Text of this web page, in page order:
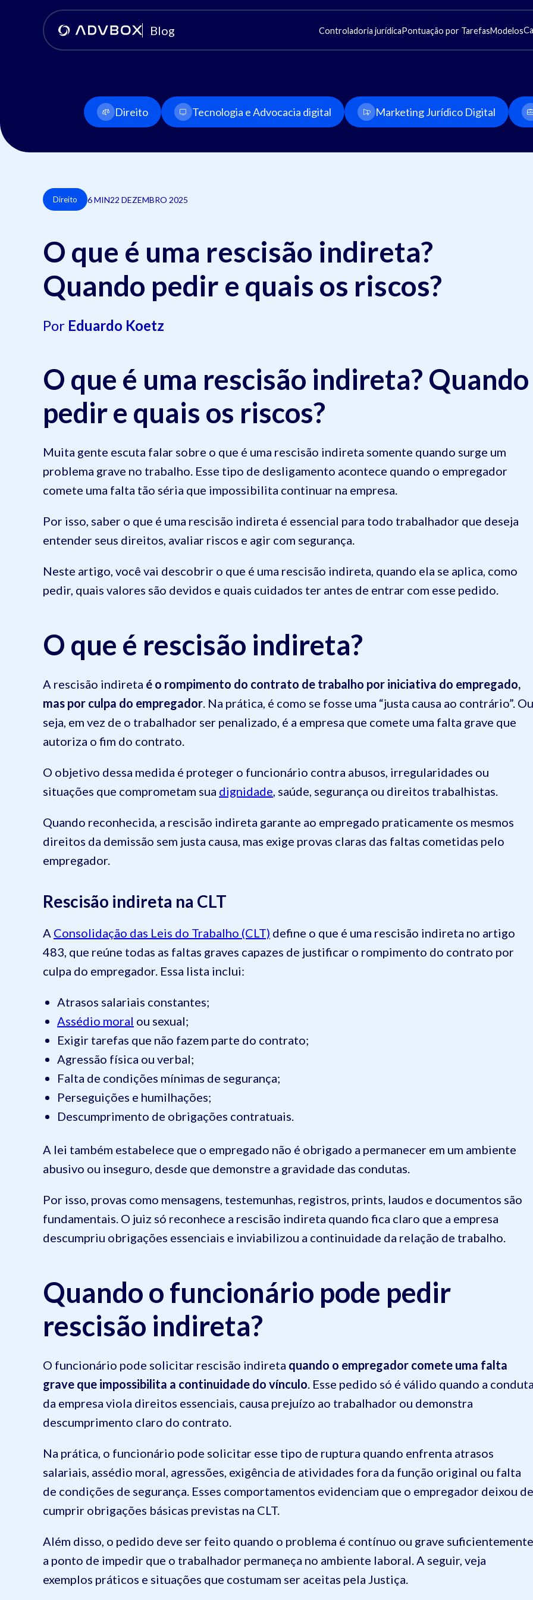
Blog Controladoria jurídicaPontuação por TarefasModelos
Direito Tecnologia e Advocacia digital Marketing Jurídico Digital
Direito 6 MIN22 DEZEMBRO 2025
O que é uma rescisão indireta?
Quando pedir e quais os riscos?
Por Eduardo Koetz
O que é uma rescisão indireta? Quando
pedir e quais os riscos?
Muita gente escuta falar sobre o que é uma rescisão indireta somente quando surge um
problema grave no trabalho. Esse tipo de desligamento acontece quando o empregador
comete uma falta tão séria que impossibilita continuar na empresa.
Por isso, saber o que é uma rescisão indireta é essencial para todo trabalhador que deseja
entender seus direitos, avaliar riscos e agir com segurança.
Neste artigo, você vai descobrir o que é uma rescisão indireta, quando ela se aplica, como
pedir, quais valores são devidos e quais cuidados ter antes de entrar com esse pedido.
O que é rescisão indireta?
A rescisão indireta é o rompimento do contrato de trabalho por iniciativa do empregado,
mas por culpa do empregador. Na prática, é como se fosse uma “justa causa ao contrário”. Ou
seja, em vez de o trabalhador ser penalizado, é a empresa que comete uma falta grave que
autoriza o fim do contrato.
O objetivo dessa medida é proteger o funcionário contra abusos, irregularidades ou
situações que comprometam sua dignidade, saúde, segurança ou direitos trabalhistas.
Quando reconhecida, a rescisão indireta garante ao empregado praticamente os mesmos
direitos da demissão sem justa causa, mas exige provas claras das faltas cometidas pelo
empregador.
Rescisão indireta na CLT
A Consolidação das Leis do Trabalho (CLT) define o que é uma rescisão indireta no artigo
483, que reúne todas as faltas graves capazes de justificar o rompimento do contrato por
culpa do empregador. Essa lista inclui:
Atrasos salariais constantes;
Assédio moral ou sexual;
Exigir tarefas que não fazem parte do contrato;
Agressão física ou verbal;
Falta de condições mínimas de segurança;
Perseguições e humilhações;
Descumprimento de obrigações contratuais.
A lei também estabelece que o empregado não é obrigado a permanecer em um ambiente
abusivo ou inseguro, desde que demonstre a gravidade das condutas.
Por isso, provas como mensagens, testemunhas, registros, prints, laudos e documentos são
fundamentais. O juiz só reconhece a rescisão indireta quando fica claro que a empresa
descumpriu obrigações essenciais e inviabilizou a continuidade da relação de trabalho.
Quando o funcionário pode pedir
rescisão indireta?
O funcionário pode solicitar rescisão indireta quando o empregador comete uma falta
grave que impossibilita a continuidade do vínculo. Esse pedido só é válido quando a conduta
da empresa viola direitos essenciais, causa prejuízo ao trabalhador ou demonstra
descumprimento claro do contrato.
Na prática, o funcionário pode solicitar esse tipo de ruptura quando enfrenta atrasos
salariais, assédio moral, agressões, exigência de atividades fora da função original ou falta
de condições de segurança. Esses comportamentos evidenciam que o empregador deixou de
cumprir obrigações básicas previstas na CLT.
Além disso, o pedido deve ser feito quando o problema é contínuo ou grave suficientemente
a ponto de impedir que o trabalhador permaneça no ambiente laboral. A seguir, veja
exemplos práticos e situações que costumam ser aceitas pela Justiça.